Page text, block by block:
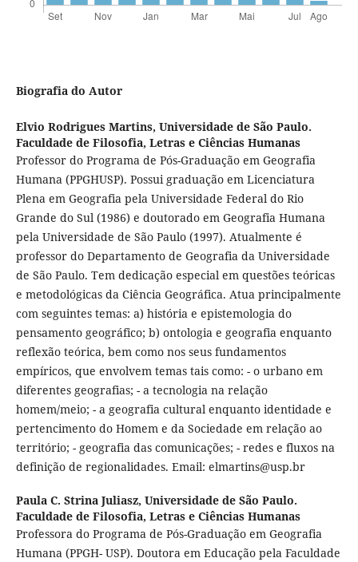
Biografia do Autor
Elvio Rodrigues Martins, Universidade de São Paulo.
Faculdade de Filosofia, Letras e Ciências Humanas
Professor do Programa de Pós-Graduação em Geografia
Humana (PPGHUSP). Possui graduação em Licenciatura
Plena em Geografia pela Universidade Federal do Rio
Grande do Sul (1986) e doutorado em Geografia Humana
pela Universidade de São Paulo (1997). Atualmente é
professor do Departamento de Geografia da Universidade
de São Paulo. Tem dedicação especial em questões teóricas
e metodológicas da Ciência Geográfica. Atua principalmente
com seguintes temas: a) história e epistemologia do
pensamento geográfico; b) ontologia e geografia enquanto
reflexão teórica, bem como nos seus fundamentos
empíricos, que envolvem temas tais como: - o urbano em
diferentes geografias; - a tecnologia na relação
homem/meio; - a geografia cultural enquanto identidade e
pertencimento do Homem e da Sociedade em relação ao
território; - geografia das comunicações; - redes e fluxos na
definição de regionalidades. Email: elmartins@usp.br
Paula C. Strina Juliasz, Universidade de São Paulo.
Faculdade de Filosofia, Letras e Ciências Humanas
Professora do Programa de Pós-Graduação em Geografia
Humana (PPGH- USP). Doutora em Educação pela Faculdade